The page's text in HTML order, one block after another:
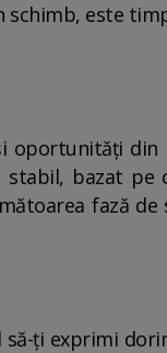
este
oportunități din
bazat pe
fază de
ți exprimi